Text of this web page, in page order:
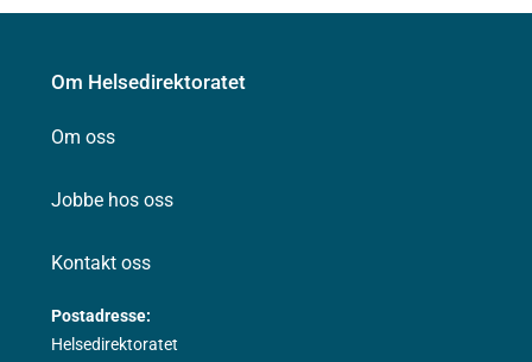
Om Helsedirektoratet
Om oss
Jobbe hos oss
Kontakt oss
Postadresse:
Helsedirektoratet